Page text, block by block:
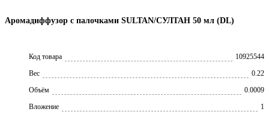
Аромадиффузор с палочками SULTAN/СУЛТАН 50 мл (DL)
Код товара
10925544
Вес
0.22
Объём
0.0009
Вложение
1